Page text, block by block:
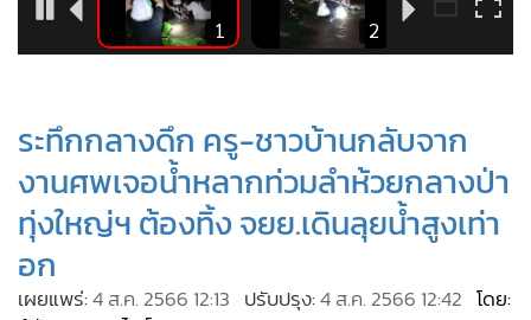
การเมือง
• ท่องเที่ยว
• ต่างประเทศ
• Special Scoop
เศรษฐกิจ-ธุรกิจ
• จีน
• ชุมชน-คุณภาพชีวิต
ระทึกกลางดึก ครู-ชาวบ้านกลับจาก
งานศพเจอน้ำหลากท่วมลำห้วยกลางป่า
ทุ่งใหญ่ฯ ต้องทิ้ง จยย.เดินลุยน้ำสูงเท่า
อก
เผยแพร่:4 ส.ค. 2566 12:13 ปรับปรุง:4 ส.ค. 2566 12:42 โดย:
1 2